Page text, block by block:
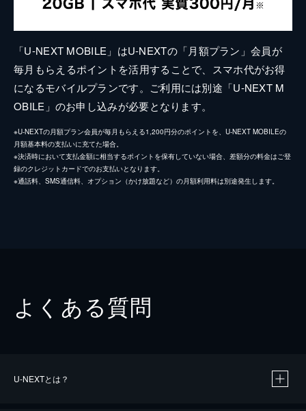
「U-NEXT MOBILE」はU-NEXTの「月額プラン」会員が
毎月もらえるポイントを活用することで、スマホ代がお得
になるモバイルプランです。ご利用には別途「U-NEXT M
OBILE」のお申し込みが必要となります。
※U-NEXTの月額プラン会員が毎月もらえる1,200円分のポイントを、U-NEXT MOBILEの
月額基本料の支払いに充てた場合。
※決済時において支払金額に相当するポイントを保有していない場合、差額分の料金はご登
録のクレジットカードでのお支払いとなります。
※通話料、SMS通信料、オプション（かけ放題など）の月額利用料は別途発生します。
よくある質問
U-NEXTとは？